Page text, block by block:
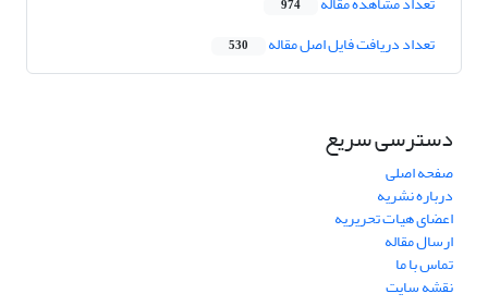
974
تعداد دریافت فایل اصل مقاله 530
دسترسی سریع
صفحه اصلی
درباره نشریه
اعضای هیات تحریریه
ارسال مقاله
تماس با ما
نقشه سایت